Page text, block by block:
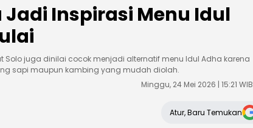
Jadi Inspirasi Menu Idul
Solo juga dinilai cocok menjadi alternatif menu Idul Adha karena
sapi maupun kambing yang mudah diolah.
Minggu, 24 Mei 2026 | 15:21 WIB
Atur, Baru Temukan